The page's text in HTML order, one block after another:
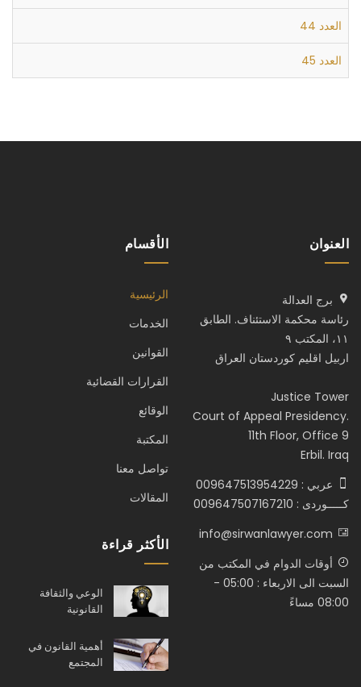
العدد 44
العدد 45
العنوان
برج العدالة
رئاسة محكمة الاستئناف. الطابق
١١، المكتب ٩
اربيل اقليم كوردستان العراق
Justice Tower
Court of Appeal Presidency.
11th Floor, Office 9
Erbil. Iraq
عربي : 009647513954229
كـــــوردى : 009647507167210
info@sirwanlawyer.com
أوقات الدوام في المكتب من
السبت الى الاربعاء : 05:00 -
08:00 مساءً
الأقسام
الرئيسية
الخدمات
القوانين
القرارات القضائية
الوقائع
المكتبة
تواصل معنا
المقالات
الأكثر قراءة
الوعي والثقافة
القانونية
أهمية القانون في
المجتمع